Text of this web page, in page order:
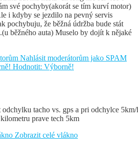
své pochyby(akorát se tím kurví motor)
i kdyby se jezdilo na pevný servis
pochybuju, že běžná údržba bude stát
běžného auta) Muselo by dojít k nějaké
Nahlásit moderátorům jako SPAM
Hodnotit: Výborně!
odchylku tacho vs. gps a pri odchylce 5km/
prave tech 5km
Zobrazit celé vlákno